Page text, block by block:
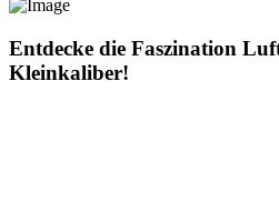
Entdecke die Faszination
Kleinkaliber!